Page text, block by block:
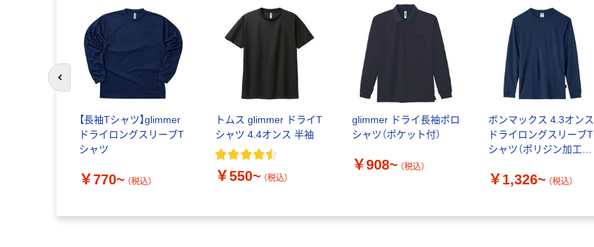
【長袖Tシャツ】glimmer
ドライロングスリーブT
シャツ
￥770~ （税込）
トムス glimmer ドライT
シャツ 4.4オンス 半袖
￥550~ （税込）
glimmer ドライ長袖ポロ
シャツ（ポケット付）
￥908~ （税込）
ボンマックス 4.3オンス
ドライロングスリーブT
シャツ（ポリジン加工）
￥1,326~ （税込）
前のスライドへ